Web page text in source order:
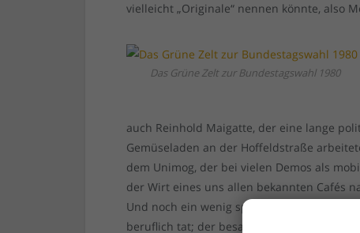
vielleicht „Originale“ nennen könnte, also
Das Grüne Zelt zur Bundestagswahl 1980
auch Reinhold Maigatte, der eine lange
Gemüseladen an der Hoffeldstraße
dem Unimog, der bei vielen Demos als
der Wirt eines uns allen bekannten Cafés
Und noch ein wenig später Gerd Hübinger,
beruflich tat; der besaß eine Reihe von